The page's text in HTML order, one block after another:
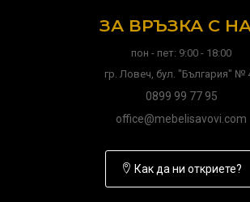
ЗА ВРЪЗКА С
пон - пет: 9:00 - 18:00
гр. Ловеч, бул. "България" №
0899 99 77 95
office@mebelisavovi.com
Как да ни откриете?